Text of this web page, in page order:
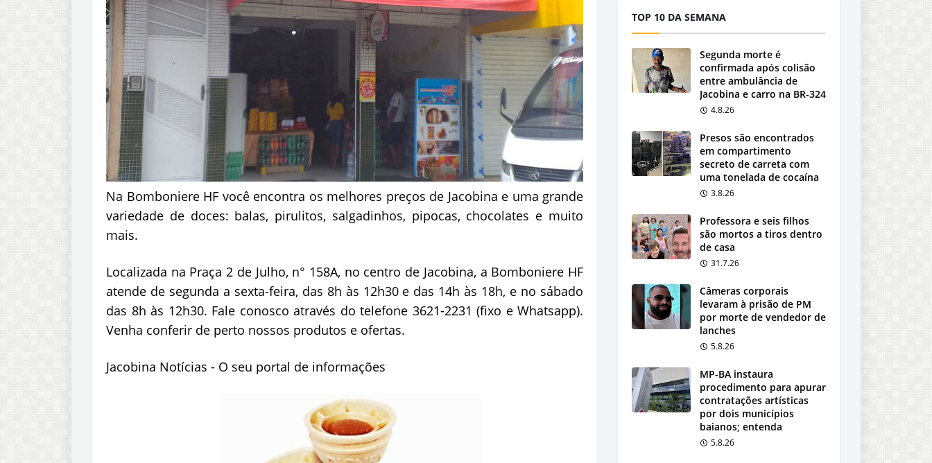
Na Bomboniere HF você encontra os melhores preços de Jacobina e uma grande
variedade de doces: balas, pirulitos, salgadinhos, pipocas, chocolates e muito
mais.
Localizada na Praça 2 de Julho, n° 158A, no centro de Jacobina, a Bomboniere HF
atende de segunda a sexta-feira, das 8h às 12h30 e das 14h às 18h, e no sábado
das 8h às 12h30. Fale conosco através do telefone 3621-2231 (fixo e Whatsapp).
Venha conferir de perto nossos produtos e ofertas.
Jacobina Notícias - O seu portal de informações
TOP 10 DA SEMANA
Segunda morte é
confirmada após colisão
entre ambulância de
Jacobina e carro na BR-324
4.8.26
Presos são encontrados
em compartimento
secreto de carreta com
uma tonelada de cocaína
3.8.26
Professora e seis filhos
são mortos a tiros dentro
de casa
31.7.26
Câmeras corporais
levaram à prisão de PM
por morte de vendedor de
lanches
5.8.26
MP-BA instaura
procedimento para apurar
contratações artísticas
por dois municípios
baianos; entenda
5.8.26